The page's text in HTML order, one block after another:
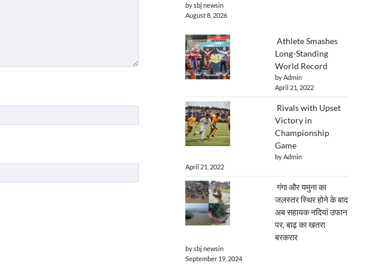
by sbj newsin
August 8, 2026
Athlete Smashes
Long-Standing
World Record
by Admin
April 21, 2022
Rivals with Upset
Victory in
Championship
Game
by Admin
April 21, 2022
गंगा और यमुना का
जलस्तर स्थिर होने के बाद
अब सहायक नदियां उफान
पर, बाढ़ का खतरा
बरकरार
by sbj newsin
September 19, 2024